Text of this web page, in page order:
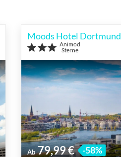
Moods Hotel Dortmund
Animod
Sterne
Ab 79,99 € -58%